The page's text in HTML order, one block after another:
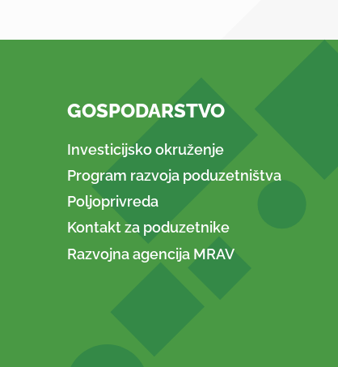
GOSPODARSTVO
Investicijsko okruženje
Program razvoja poduzetništva
Poljoprivreda
Kontakt za poduzetnike
Razvojna agencija MRAV